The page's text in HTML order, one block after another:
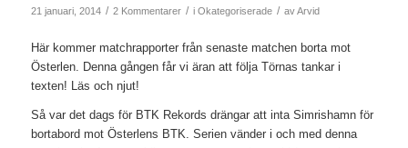
21 januari, 2014 / 2 Kommentarer / i Okategoriserade / avArvid
Här kommer matchrapporter från senaste matchen borta mot
Österlen. Denna gången får vi äran att följa Törnas tankar i
texten! Läs och njut!
Så var det dags för BTK Rekords drängar att inta Simrishamn för
bortabord mot Österlens BTK. Serien vänder i och med denna